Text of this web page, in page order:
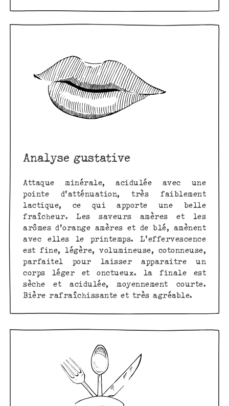
Analyse gustative
Attaque minérale, acidulée avec une
pointe d'atténuation, très faiblement
lactique, ce qui apporte une belle
fraîcheur. Les saveurs amères et les
arômes d'orange amères et de blé, amènent
avec elles le printemps. L'effervescence
est fine, légère, volumineuse, cotonneuse,
parfaitel pour laisser apparaitre un
corps léger et onctueux. la finale est
sèche et acidulée, moyennement courte.
Bière rafraîchissante et très agréable.